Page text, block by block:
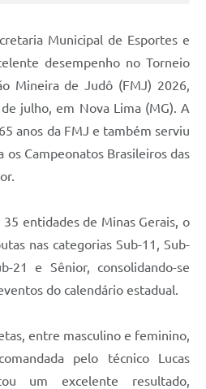
Municipal de Esportes e
desempenho no Torneio
Mineira de Judô (FMJ) 2026,
julho, em Nova Lima (MG). A
anos da FMJ e também serviu
os Campeonatos Brasileiros das
entidades de Minas Gerais, o
nas categorias Sub-11, Sub-
21 e Sênior, consolidando-se
do calendário estadual.
entre masculino e feminino,
pelo técnico Lucas
um excelente resultado,